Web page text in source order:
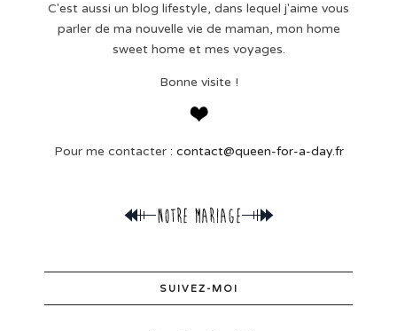
C'est aussi un blog lifestyle, dans lequel j'aime vous
parler de ma nouvelle vie de maman, mon home
sweet home et mes voyages.
Bonne visite !
Pour me contacter : contact@queen-for-a-day.fr
SUIVEZ-MOI